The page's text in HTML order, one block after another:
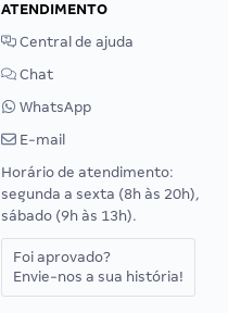
ATENDIMENTO
Central de ajuda
Chat
WhatsApp
E-mail
Horário de atendimento:
segunda a sexta (8h às 20h),
sábado (9h às 13h).
Foi aprovado?
Envie-nos a sua história!